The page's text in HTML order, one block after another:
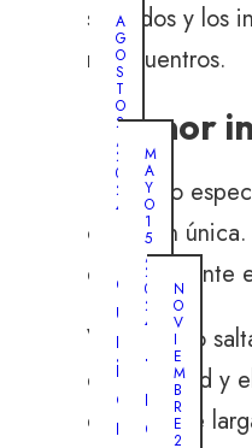
soldados y los
reencuentros.
El amor
El vínculo
conexión
especialmente
Ver al perro
de la lealtad y
después de
A
G
O
S
T
O
2
,
2
0
2
4
e
u
n
i
ó
n
M
A
Y
O
1
5
,
2
0
2
4
T
r
e
N
O
V
I
E
M
B
R
E
2